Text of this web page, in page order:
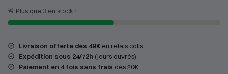
🚨 Plus que 3 en stock !
Livraison offerte dès 49 € en relais colis
Expédition sous 24/72h (jours ouvrés)
Paiement en 4 fois sans frais dès 20€